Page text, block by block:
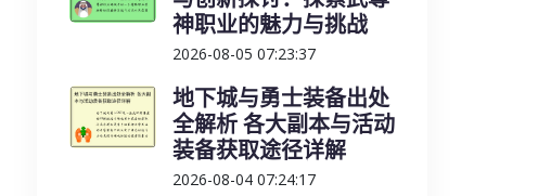
神职业的魅力与挑战
2026-08-05 07:23:37
地下城与勇士装备出处
全解析 各大副本与活动
装备获取途径详解
2026-08-04 07:24:17